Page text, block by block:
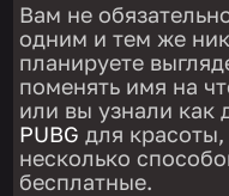
Вам не
одним и тем же
планируете
поменять имя на
или вы узнали как
PUBG для красоты,
несколько
бесплатные.